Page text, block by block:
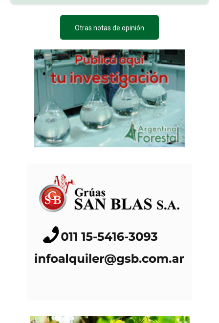
Otras notas de opinión